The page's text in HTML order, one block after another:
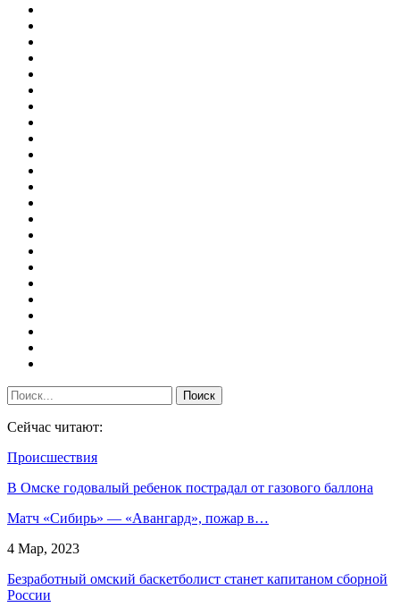
Сейчас читают:
Происшествия
В Омске годовалый ребенок пострадал от газового баллона
Матч «Сибирь» — «Авангард», пожар в…
4 Мар, 2023
Безработный омский баскетболист станет капитаном сборной
России